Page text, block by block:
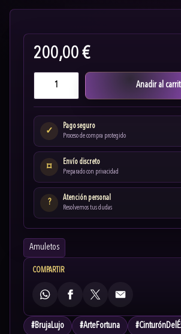
200,00 €
Anadir al
✓
Pago seguro
Proceso de compra protegido
⌑
Envío discreto
Preparado con privacidad
? Atención personal
Resolvemos tus dudas
Amuletos
COMPARTIR
WhatsAppFacebook
X Email
#BrujaLujo #ArteFortuna #